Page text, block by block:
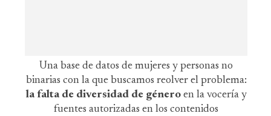
Una base de datos de mujeres y personas no
binarias con la que buscamos reolver el problema:
la falta de diversidad de género en la vocería y
fuentes autorizadas en los contenidos